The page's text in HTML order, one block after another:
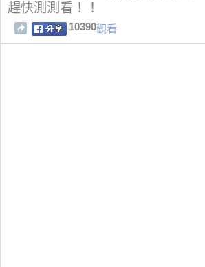
趕快測測看！！
10390觀看